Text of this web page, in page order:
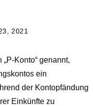
2021
„P-Konto“ genannt,
ein
der Kontopfändung
Einkünfte zu